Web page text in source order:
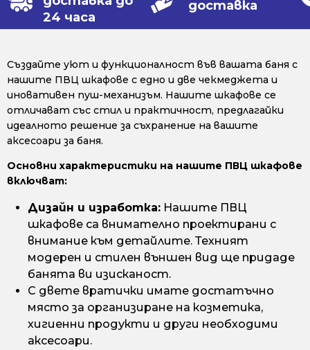
24 часа
доставка
Създайте уют и функционалност във вашата баня с
нашите ПВЦ шкафове с едно и две чекмеджета и
иновативен пуш-механизъм. Нашите шкафове се
отличават със стил и практичност, предлагайки
идеалното решение за съхранение на вашите
аксесоари за баня.
Основни характеристики на нашите ПВЦ шкафове
включват:
Дизайн и изработка: Нашите ПВЦ
шкафове са внимателно проектирани с
внимание към детайлите. Техният
модерен и стилен външен вид ще придаде
банята ви изисканост.
С двете вратички имате достатъчно
място за организиране на козметика,
хигиенни продукти и други необходими
аксесоари.